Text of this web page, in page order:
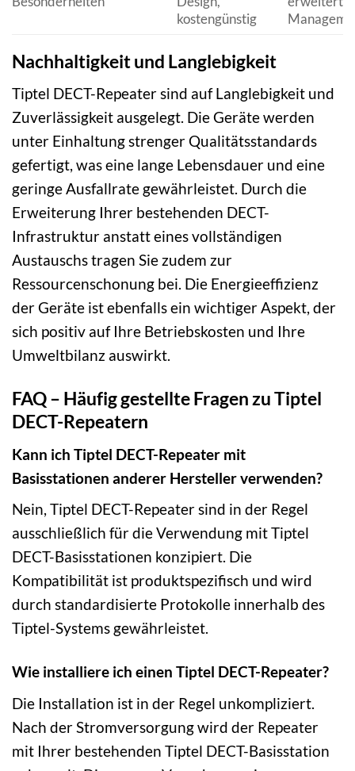
kostengünstig
Nachhaltigkeit und Langlebigkeit
Tiptel DECT-Repeater sind auf Langlebigkeit und
Zuverlässigkeit ausgelegt. Die Geräte werden
unter Einhaltung strenger Qualitätsstandards
gefertigt, was eine lange Lebensdauer und eine
geringe Ausfallrate gewährleistet. Durch die
Erweiterung Ihrer bestehenden DECT-
Infrastruktur anstatt eines vollständigen
Austauschs tragen Sie zudem zur
Ressourcenschonung bei. Die Energieeffizienz
der Geräte ist ebenfalls ein wichtiger Aspekt, der
sich positiv auf Ihre Betriebskosten und Ihre
Umweltbilanz auswirkt.
FAQ – Häufig gestellte Fragen zu Tiptel
DECT-Repeatern
Kann ich Tiptel DECT-Repeater mit
Basisstationen anderer Hersteller verwenden?
Nein, Tiptel DECT-Repeater sind in der Regel
ausschließlich für die Verwendung mit Tiptel
DECT-Basisstationen konzipiert. Die
Kompatibilität ist produktspezifisch und wird
durch standardisierte Protokolle innerhalb des
Tiptel-Systems gewährleistet.
Wie installiere ich einen Tiptel DECT-Repeater?
Die Installation ist in der Regel unkompliziert.
Nach der Stromversorgung wird der Repeater
mit Ihrer bestehenden Tiptel DECT-Basisstation